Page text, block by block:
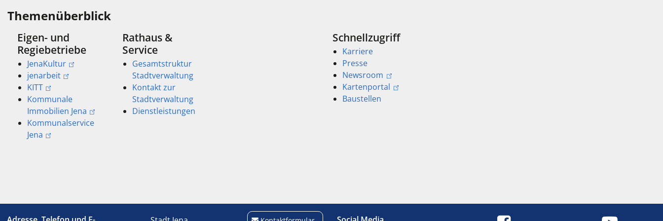
Themenüberblick
Eigen- und
Regiebetriebe
JenaKultur
jenarbeit
KITT
Kommunale
Immobilien Jena
Kommunalservice
Jena
Rathaus &
Service
Gesamtstruktur
Stadtverwaltung
Kontakt zur
Stadtverwaltung
Dienstleistungen
Schnellzugriff
Karriere
Presse
Newsroom
Kartenportal
Baustellen